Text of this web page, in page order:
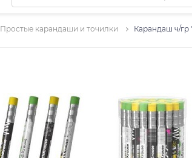
Простые карандаши и точилки Карандаш ч/гр